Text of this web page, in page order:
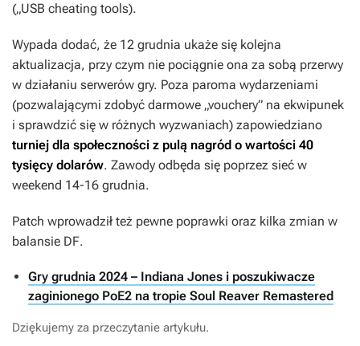
(„USB cheating tools).
Wypada dodać, że 12 grudnia ukaże się kolejna
aktualizacja, przy czym nie pociągnie ona za sobą przerwy
w działaniu serwerów gry. Poza paroma wydarzeniami
(pozwalającymi zdobyć darmowe „vouchery” na ekwipunek
i sprawdzić się w różnych wyzwaniach) zapowiedziano
turniej dla społeczności z pulą nagród o wartości 40
tysięcy dolarów. Zawody odbęda się poprzez sieć w
weekend 14-16 grudnia.
Patch wprowadził też pewne poprawki oraz kilka zmian w
balansie DF.
Gry grudnia 2024 – Indiana Jones i poszukiwacze
zaginionego PoE2 na tropie Soul Reaver Remastered
Dziękujemy za przeczytanie artykułu.